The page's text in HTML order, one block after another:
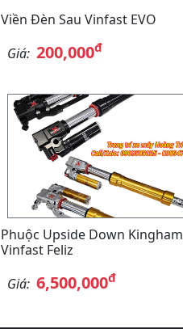
Viền Đèn Sau Vinfast EVO
Giá: 200,000đ
Phuộc Upside Down Kingham
Vinfast Feliz
Giá: 6,500,000đ